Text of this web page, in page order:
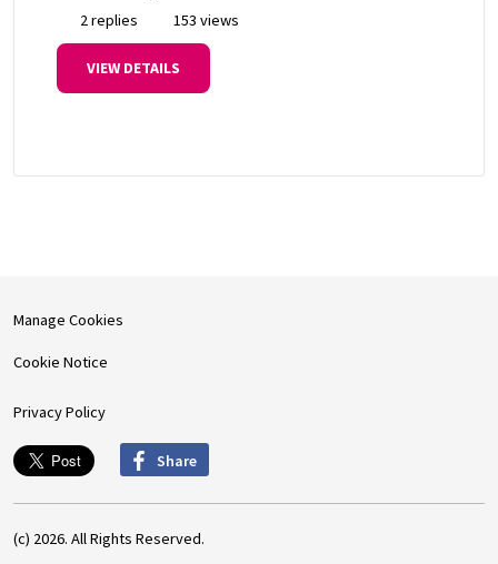
2 replies
153 views
VIEW DETAILS
Manage Cookies
Cookie Notice
Privacy Policy
Share
(c) 2026. All Rights Reserved.